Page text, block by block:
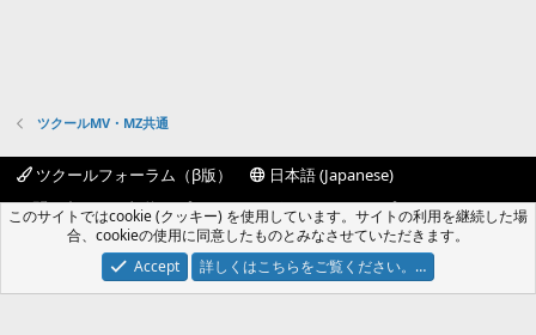
ツクールMV・MZ共通
ツクールフォーラム（β版）
日本語 (Japanese)
お問い合わせ
規約 プライバシーポリシー
ヘルプ
フォーラムトップ
R
S
S
Community platform by XenForo® © 2010-2024 XenForo Ltd.
このサイトではcookie (クッキー) を使用しています。サイトの利用を継続した場
合、cookieの使用に同意したものとみなさせていただきます。
Accept
詳しくはこちらをご覧ください。…